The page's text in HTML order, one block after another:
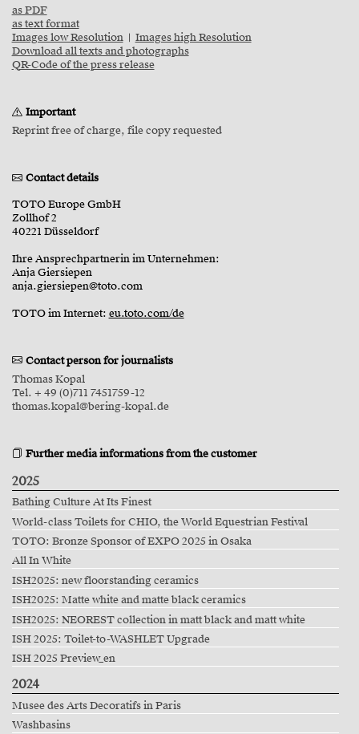
as PDF
as text format
Images low Resolution| Images high Resolution
Download all texts and photographs
QR-Code of the press release
Important
Reprint free of charge, file copy requested
Contact details
TOTO Europe GmbH
Zollhof 2
40221 Düsseldorf
Ihre Ansprechpartnerin im Unternehmen:
Anja Giersiepen
anja.giersiepen@toto.com
TOTO im Internet: eu.toto.com/de
Contact person for journalists
Thomas Kopal
Tel. + 49 (0)711 7451759-12
thomas.kopal@bering-kopal.de
Further media informations from the customer
2025
Bathing Culture At Its Finest
World-class Toilets for CHIO, the World Equestrian Festival
TOTO: Bronze Sponsor of EXPO 2025 in Osaka
All In White
ISH2025: new floorstanding ceramics
ISH2025: Matte white and matte black ceramics
ISH2025: NEOREST collection in matt black and matt white
ISH 2025: Toilet-to-WASHLET Upgrade
ISH 2025 Preview_en
2024
Musee des Arts Decoratifs in Paris
Washbasins